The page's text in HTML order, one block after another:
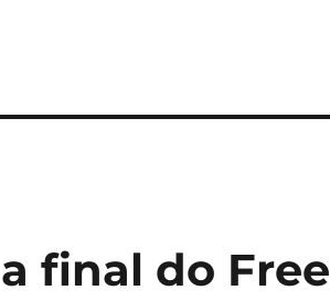
final do Free